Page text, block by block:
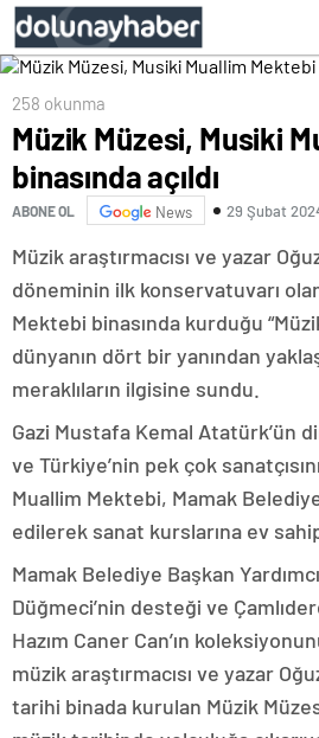
258 okunma
Müzik Müzesi, Musiki
binasında açıldı
ABONE OL News 29 Şubat
Müzik araştırmacısı ve yazar
döneminin ilk konservatuvarı
Mektebi binasında kurduğu
dünyanın dört bir yanından
meraklıların ilgisine sundu.
Gazi Mustafa Kemal Atatürk’ün
ve Türkiye’nin pek çok
Muallim Mektebi, Mamak
edilerek sanat kurslarına ev
Mamak Belediye Başkan
Düğmeci’nin desteği ve
Hazım Caner Can’ın
müzik araştırmacısı ve yazar
tarihi binada kurulan Müzik